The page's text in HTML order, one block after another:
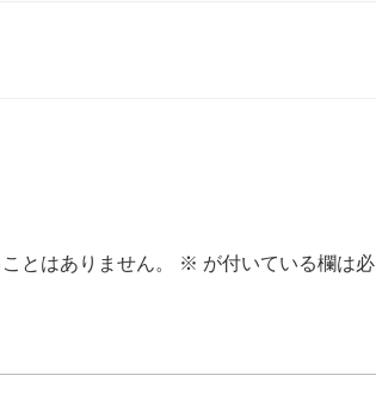
とはありません。 ※ が付いている欄は必